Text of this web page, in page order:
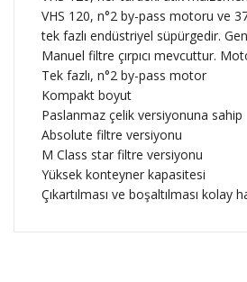
VHS 120, n°2 by-pass motoru ve
tek fazlı endüstriyel süpürgedir.
Manuel filtre çırpıcı mevcuttur.
Tek fazlı, n°2 by-pass motor
Kompakt boyut
Paslanmaz çelik versiyonuna sahip
Absolute filtre versiyonu
M Class star filtre versiyonu
Yüksek konteyner kapasitesi
Çıkartılması ve boşaltılması kolay